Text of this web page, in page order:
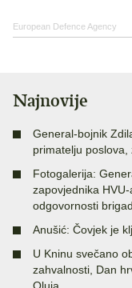
European Defence Agency
Najnovije
General-bojnik
primatelju
Fotogalerija:
zapovjednika
odgovornosti
Anušić: Čovjek je
U Kninu svečano
zahvalnosti, Dan